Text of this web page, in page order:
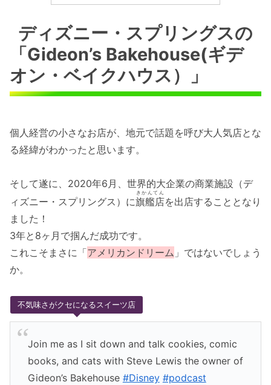
ディズニー・スプリングスの
「Gideon’s Bakehouse(ギデ
オン・ベイクハウス）」
個人経営の小さなお店が、地元で話題を呼び大人気店とな
る経緯がわかったと思います。
そして遂に、2020年6月、世界的大企業の商業施設（デ
ィズニー・スプリングス）に旗艦店
きかんてん
を出店することとなり
ました！
3年と8ヶ月で掴んだ成功です。
これこそまさに「アメリカンドリーム 」ではないでしょう
か。
不気味さがクセになるスイーツ店
Join me as I sit down and talk cookies, comic
books, and cats with Steve Lewis the owner of
Gideon’s Bakehouse #Disney #podcast